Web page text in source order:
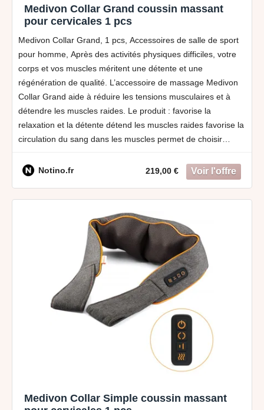
Medivon Collar Grand coussin massant
pour cervicales 1 pcs
Medivon Collar Grand, 1 pcs, Accessoires de salle de sport
pour homme, Après des activités physiques difficiles, votre
corps et vos muscles méritent une détente et une
régénération de qualité. L’accessoire de massage Medivon
Collar Grand aide à réduire les tensions musculaires et à
détendre les muscles raides. Le produit : favorise la
relaxation et la détente détend les muscles raides favorise la
circulation du sang dans les muscles permet de choisir
Notino.fr
219,00 €
Medivon Collar Simple coussin massant